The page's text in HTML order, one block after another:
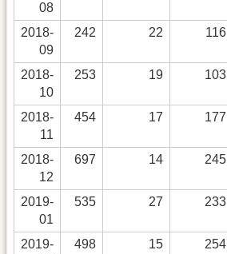
08
2018-
09
242 22 116
2018-
10
253 19 103
2018-
11
454 17 177
2018-
12
697 14 245
2019-
01
535 27 233
2019-
498 15 254